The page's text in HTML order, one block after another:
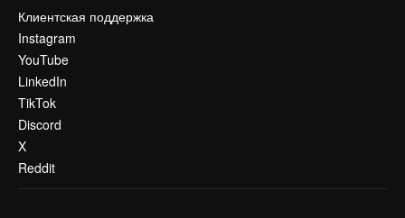
Клиентская поддержка
Instagram
YouTube
LinkedIn
TikTok
Discord
X
Reddit